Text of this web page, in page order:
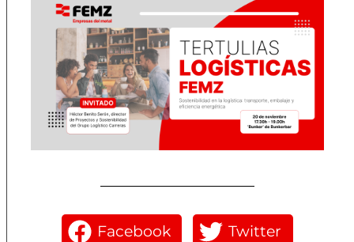
Facebook Twitter